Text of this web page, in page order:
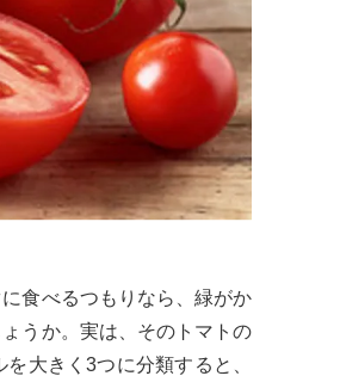
食べるつもりなら、緑がか
うか。実は、そのトマトの
大きく3つに分類すると、